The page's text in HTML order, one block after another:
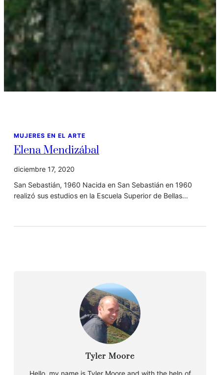
MUJERES EN EL ARTE
Elena Mendizábal
diciembre 17, 2020
San Sebastián, 1960 Nacida en San Sebastián en 1960
realizó sus estudios en la Escuela Superior de Bellas…
Tyler Moore